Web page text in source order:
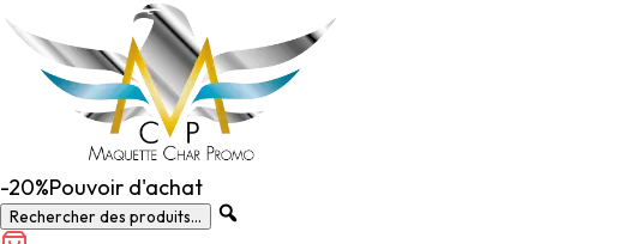
-20%Pouvoir d'achat
Rechercher des produits...